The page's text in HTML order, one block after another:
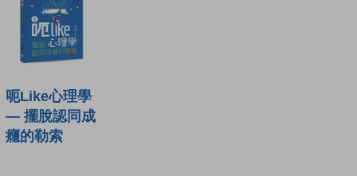
呃Like心理學
— 擺脫認同成
癮的勒索